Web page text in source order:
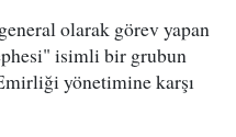
olarak görev yapan
isimli bir grubun
yönetimine karşı